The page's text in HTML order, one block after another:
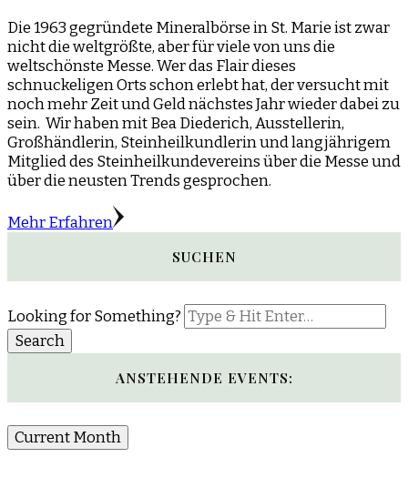
Die 1963 gegründete Mineralbörse in St. Marie ist zwar
nicht die weltgrößte, aber für viele von uns die
weltschönste Messe. Wer das Flair dieses
schnuckeligen Orts schon erlebt hat, der versucht mit
noch mehr Zeit und Geld nächstes Jahr wieder dabei zu
sein. Wir haben mit Bea Diederich, Ausstellerin,
Großhändlerin, Steinheilkundlerin und langjährigem
Mitglied des Steinheilkundevereins über die Messe und
über die neusten Trends gesprochen.
Mehr Erfahren
SUCHEN
Looking for Something?
ANSTEHENDE EVENTS:
Current Month